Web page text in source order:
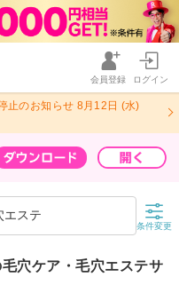
会員登録 ログイン
止のお知らせ 8月12日 (水)
エステ
条件変更
穴ケア・毛穴エステサ